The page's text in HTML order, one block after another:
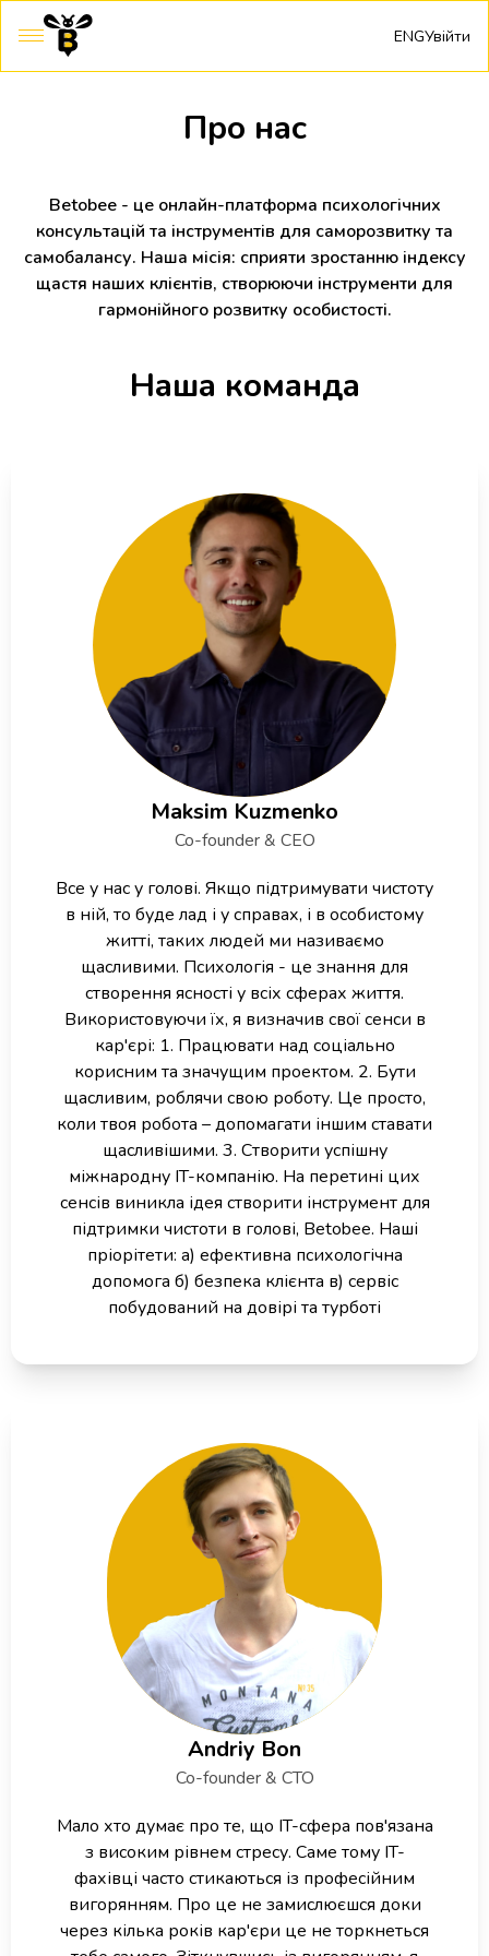
ENGУвійти
Про нас
Betobee - це онлайн-платформа психологічних
консультацій та інструментів для саморозвитку та
самобалансу. Наша місія: сприяти зростанню індексу
щастя наших клієнтів, створюючи інструменти для
гармонійного розвитку особистості.
Наша команда
Maksim Kuzmenko
Co-founder & CEO
Все у нас у голові. Якщо підтримувати чистоту
в ній, то буде лад і у справах, і в особистому
житті, таких людей ми називаємо
щасливими. Психологія - це знання для
створення ясності у всіх сферах життя.
Використовуючи їх, я визначив свої сенси в
кар'єрі: 1. Працювати над соціально
корисним та значущим проектом. 2. Бути
щасливим, роблячи свою роботу. Це просто,
коли твоя робота – допомагати іншим ставати
щасливішими. 3. Створити успішну
міжнародну IT-компанію. На перетині цих
сенсів виникла ідея створити інструмент для
підтримки чистоти в голові, Betobee. Наші
пріорітети: а) ефективна психологічна
допомога б) безпека клієнта в) сервіс
побудований на довірі та турботі
Andriy Bon
Co-founder & CTO
Мало хто думає про те, що IT-сфера пов'язана
з високим рівнем стресу. Саме тому IT-
фахівці часто стикаються із професійним
вигорянням. Про це не замислюєшся доки
через кілька років кар'єри це не торкнеться